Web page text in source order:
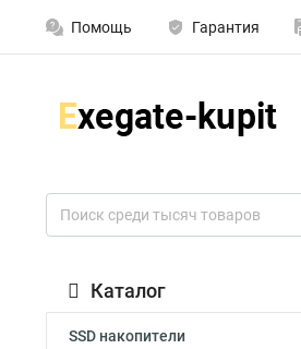
Помощь Гарантия
Каталог
SSD накопители